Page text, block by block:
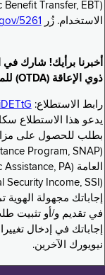
الاستخدام. زُر
5261
أخبرنا برأيك! شارك
ذوي الإعاقة (OTDA) للمزايا العامة!
رابط الاستطلاع:
يدعو هذا الاستطلاع
بطلب للحصول على مزايا
إجاباتك مجهولة
في تقديم و/أو تثبيت
إجاباتك في إدخال
نيويورك الآخرين.